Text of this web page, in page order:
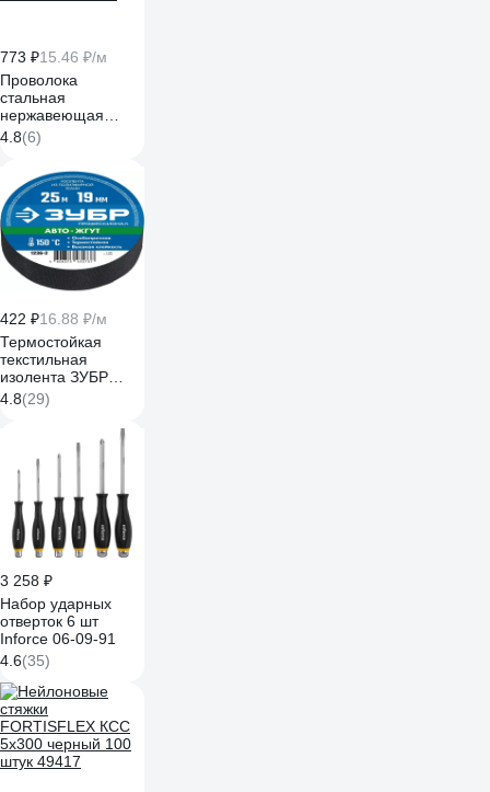
773 ₽15.46 ₽/м
Проволока
стальная
нержавеющая
Стройбат 1,4 мм,
50 м
2718311/342440
4.8(6)
422 ₽16.88 ₽/м
Термостойкая
текстильная
изолента ЗУБР
Авто-Жгут 19 мм х
25 м 1236-2
4.8(29)
3 258 ₽
Набор ударных
отверток 6 шт
Inforce 06-09-91
4.6(35)